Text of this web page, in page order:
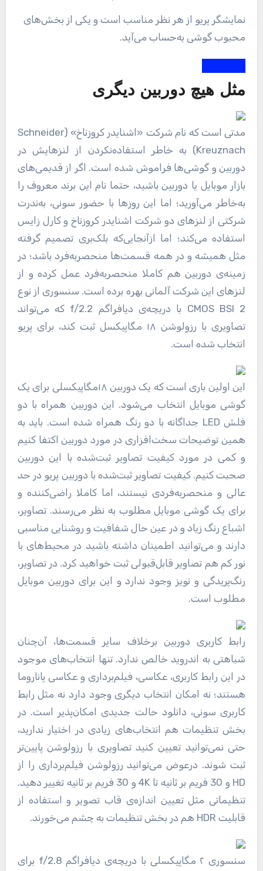
نمایشگر پریو از هر نظر مناسب است و یکی از بخش‌های
محبوب گوشی به‌حساب می‌آید.
مثل هیچ دوربین دیگری
مدتی است که نام شرکت «اشنایدر کروزناخ» (Schneider
Kreuznach) به خاطر استفاده‌نکردن از لنز‌هایش در
دوربین و گوشی‌ها فراموش ‌شده است. اگر از قدیمی‌های
بازار موبایل یا دوربین باشید، حتما نام این برند معروف را
به‌خاطر می‌آورید؛ اما این‌ روزها با حضور سونی، به‌ندرت
شرکتی از لنز‌های دو شرکت اشنایدر کروزناخ و کارل زایس
استفاده می‌کند؛ اما ازآنجایی‌که بلک‌بری تصمیم گرفته
مثل همیشه و در همه قسمت‌ها منحصربه‌فرد باشد؛ در
زمینه‌ی دوربین هم کاملا منحصربه‌فرد عمل کرده و از
لنز‌های این شرکت آلمانی بهره برده است. سنسوری از نوع
CMOS BSI 2 با دریچه‌ی دیافراگم f/2.2 که می‌تواند
تصاویری با رزولوشن ۱۸ مگاپیکسل ثبت کند، برای پریو
انتخاب ‌شده است.
این اولین باری است که یک دوربین ۱۸مگاپیکسلی برای یک
گوشی موبایل انتخاب می‌شود. این دوربین همراه با دو
فلش LED جداگانه با دو رنگ همراه شده است. باید به
همین توضیحات سخت‌افزاری در مورد دوربین اکتفا کنیم
و کمی در مورد کیفیت تصاویر ثبت‌شده با این دوربین
صحبت کنیم. کیفیت تصاویر ثبت‌شده با دوربین پریو در حد
عالی و منحصربه‌فردی نیستند، اما کاملا راضی‌کننده و
برای یک گوشی موبایل مطلوب به نظر می‌رسند. تصاویر،
اشباع رنگ زیاد و در عین حال شفافیت و روشنایی مناسبی
دارند و می‌توانید اطمینان داشته باشید در محیط‌های با
نور کم هم تصاویر قابل‌قبولی ثبت خواهید کرد. در تصاویر،
رنگ‌پریدگی و نویز وجود ندارد و این برای دوربین موبایل
مطلوب است.
رابط کاربری دوربین برخلاف سایر قسمت‌ها، آن‌چنان
شباهتی به اندروید خالص ندارد. تنها انتخاب‌های موجود
در این رابط کاربری، عکاسی، فیلم‌برداری و عکاسی پاناروما
هستند؛ نه امکان انتخاب دیگری وجود دارد نه مثل رابط
کاربری سونی، دانلود حالت جدیدی امکان‌پذیر است. در
بخش تنظیمات هم انتخاب‌های زیادی در اختیار ندارید،
حتی نمی‌توانید تعیین کنید تصاویری با رزولوشن پایین‌تر
ثبت شوند. درعوض می‌توانید رزولوشن فیلم‌برداری را از
HD و 30 فریم بر ثانیه تا 4K و 30 فریم بر ثانیه تغییر دهید.
تنظیماتی مثل تعیین اندازه‌ی قاب تصویر و استفاده از
قابلیت HDR هم در بخش تنظیمات به چشم می‌خورند.
سنسوری ۲ مگاپیکسلی با دریچه‌ی دیافراگم f/2.8 برای